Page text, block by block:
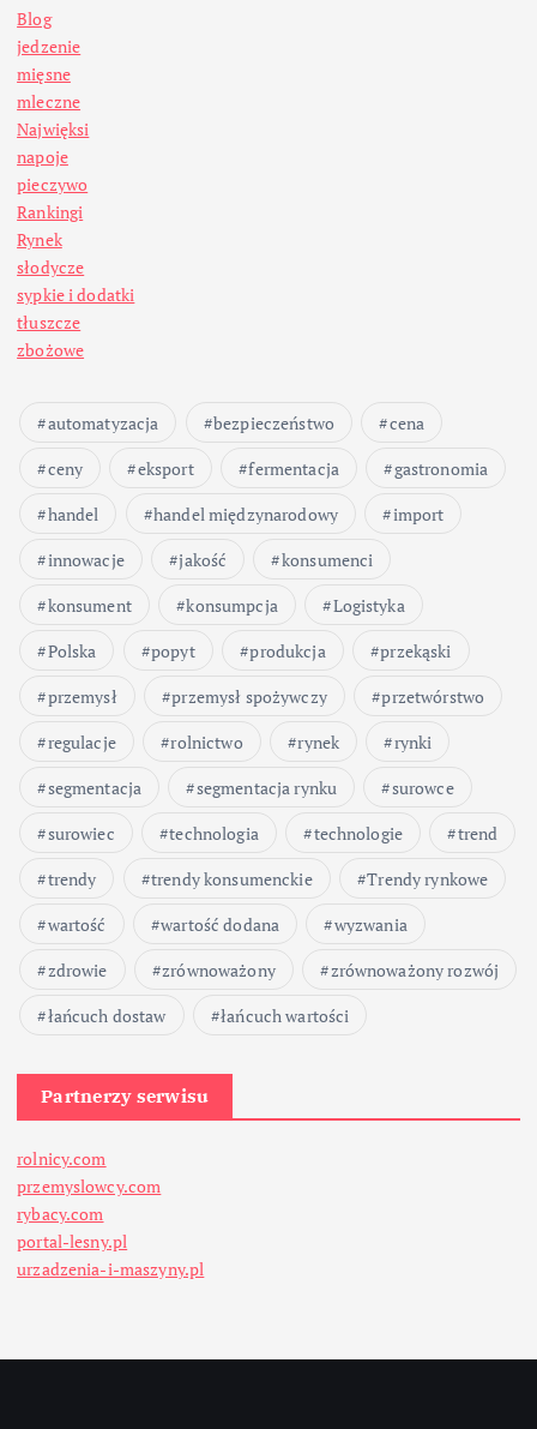
Blog
jedzenie
mięsne
mleczne
Najwięksi
napoje
pieczywo
Rankingi
Rynek
słodycze
sypkie i dodatki
tłuszcze
zbożowe
automatyzacja bezpieczeństwo
cena
ceny
eksport fermentacja
gastronomia
handel
handel międzynarodowy
import
innowacje
jakość
konsumenci
konsument
konsumpcja
Logistyka
Polska
popyt produkcja
przekąski
przemysł
przemysł spożywczy
przetwórstwo
regulacje
rolnictwo rynek
rynki
segmentacja
segmentacja rynku
surowce
surowiec
technologia technologie
trend
trendy
trendy konsumenckie
Trendy rynkowe
wartość
wartość dodana
wyzwania
zdrowie
zrównoważony
zrównoważony rozwój
łańcuch dostaw
łańcuch wartości
Partnerzy serwisu
rolnicy.com
przemyslowcy.com
rybacy.com
portal-lesny.pl
urzadzenia-i-maszyny.pl